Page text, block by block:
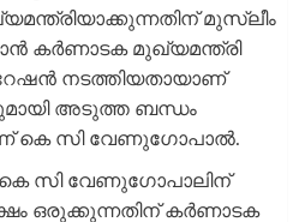
മുസ്ലീം
കര്‍ണാടക മുഖ്യമന്ത്രി
നടത്തിയതായാണ്
അടുത്ത ബന്ധം
കെ സി വേണുഗോപാല്‍.
കെ സി വേണുഗോപാലിന്
ഒരുക്കുന്നതിന് കര്‍ണാടക